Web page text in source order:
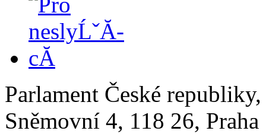
Parlament České
Sněmovní 4, 118 26,